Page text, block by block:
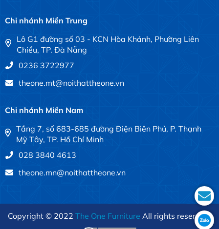
Chi nhánh Miền Trung
Lô G1 đường số 03 - KCN Hòa Khánh, Phường Liên
Chiểu, TP. Đà Nẵng
0236 3722977
theone.mt@noithattheone.vn
Chi nhánh Miền Nam
Tầng 7, số 683-685 đường Điện Biên Phủ, P. Thạnh
Mỹ Tây, TP. Hồ Chí Minh
028 3840 4613
theone.mn@noithattheone.vn
Copyright © 2022 The One Furniture All rights reserved.